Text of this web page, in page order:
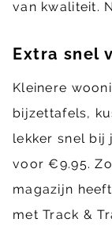
van kwaliteit.
Extra snel
Kleinere
bijzettafels,
lekker snel bij
voor €9.95.
magazijn
met Track &